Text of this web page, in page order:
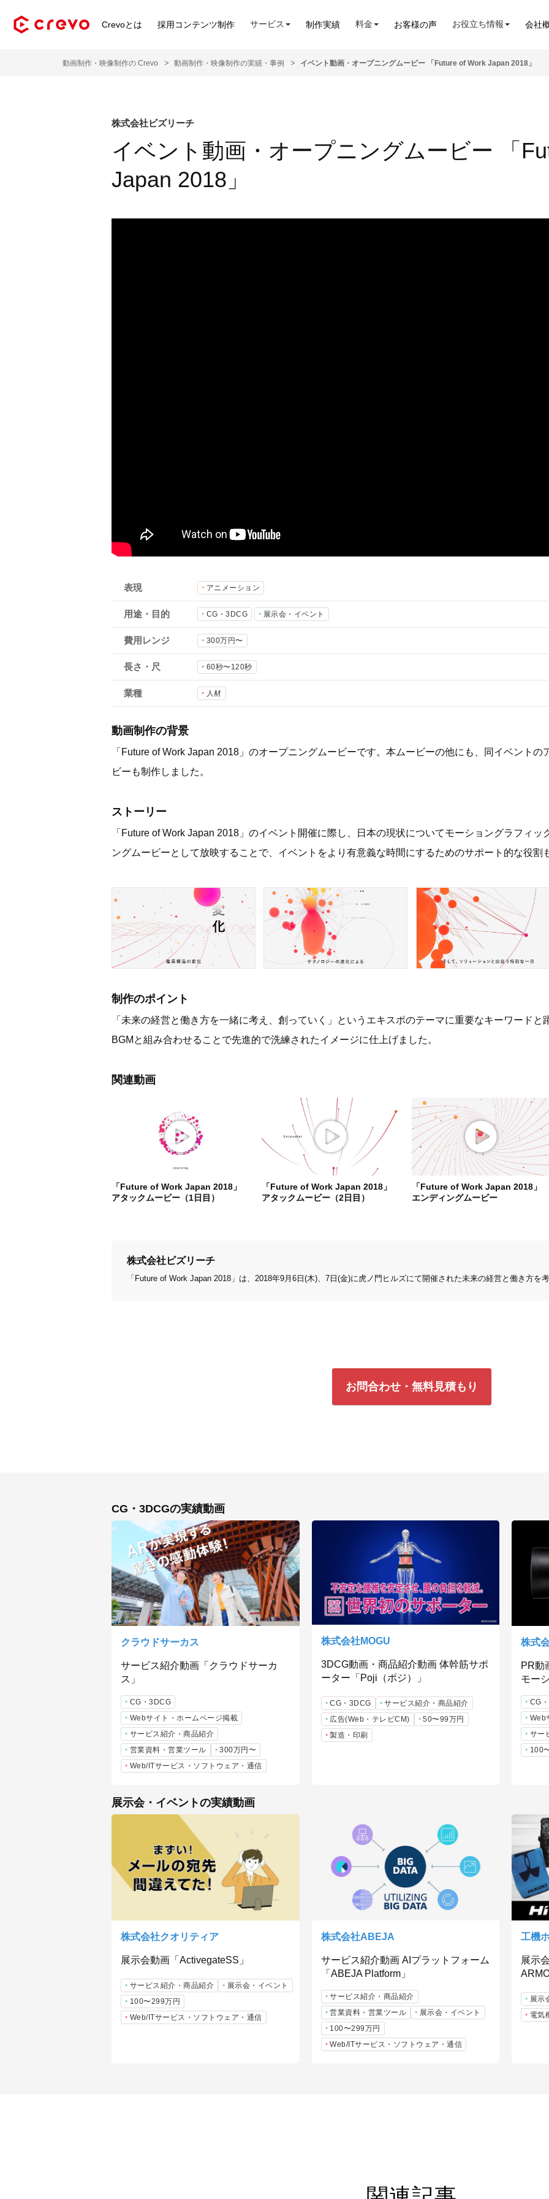
Crevoとは 採用コンテンツ制作 サービス 制作実績 料金 お客様の声 お役立ち情報 会社
動画制作・映像制作の Crevo 動画制作・映像制作の実績・事例 イベント動画・オープニングムービー 「Future of Work Japan 2018」
イベント動画・オープニングムービー 「
Japan 2018」
株式会社ビズリーチ
表現 アニメーション
用途・目的 CG・3DCG 展示会・イベント
費用レンジ 300万円〜
長さ・尺 60秒〜120秒
業種 人材
動画制作の背景
「Future of Work Japan 2018」のオープニングムービーです。本ムービーの他にも、同イベント
ビーも制作しました。
ストーリー
「Future of Work Japan 2018」のイベント開催に際し、日本の現状についてモーショングラフィ
ングムービーとして放映することで、イベントをより有意義な時間にするためのサポート的な役割
制作のポイント
「未来の経営と働き方を一緒に考え、創っていく」というエキスポのテーマに重要なキーワード
BGMと組み合わせることで先進的で洗練されたイメージに仕上げました。
関連動画
「Future of Work Japan 2018」
アタックムービー（1日目）
「Future of Work Japan 2018」
アタックムービー（2日目）
「Future of Work Japan 2018」
エンディングムービー
株式会社ビズリーチ
「Future of Work Japan 2018」は、2018年9月6日(木)、7日(金)に虎ノ門ヒルズにて開催された未来の経営と働き方を
お問合わせ・無料見積もり
CG・3DCGの実績動画
クラウドサーカス
サービス紹介動画「クラウドサーカ
ス」
CG・3DCG
Webサイト・ホームページ掲載
サービス紹介・商品紹介
営業資料・営業ツール
300万円〜
Web/ITサービス・ソフトウェア・通信
株式会社MOGU
3DCG動画・商品紹介動画 体幹筋サポ
ーター「Poji（ポジ）」
CG・3DCG
サービス紹介・商品紹介
広告(Web・テレビCM)
50〜99万円
製造・印刷
株式
PR動
モー
CG
Web
サー
100
展示会・イベントの実績動画
株式会社クオリティア
展示会動画「ActivegateSS」
サービス紹介・商品紹介
展示会・イベント
100〜299万円
Web/ITサービス・ソフトウェア・通信
株式会社ABEJA
サービス紹介動画 AIプラットフォーム
「ABEJA Platform」
サービス紹介・商品紹介
営業資料・営業ツール
展示会・イベント
100〜299万円
Web/ITサービス・ソフトウェア・通信
工機
展示
展示
電気